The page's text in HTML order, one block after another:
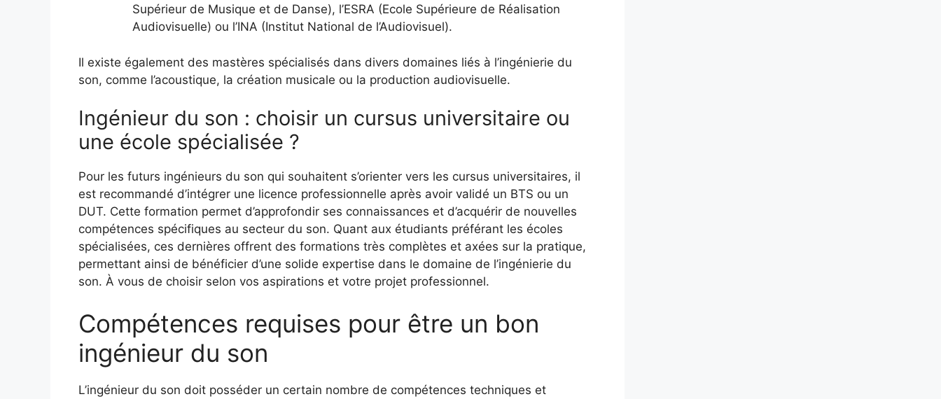
Supérieur de Musique et de Danse), l’ESRA (Ecole Supérieure de Réalisation
Audiovisuelle) ou l’INA (Institut National de l’Audiovisuel).
Il existe également des mastères spécialisés dans divers domaines liés à l’ingénierie du
son, comme l’acoustique, la création musicale ou la production audiovisuelle.
Ingénieur du son : choisir un cursus universitaire ou
une école spécialisée ?
Pour les futurs ingénieurs du son qui souhaitent s’orienter vers les cursus universitaires, il
est recommandé d’intégrer une licence professionnelle après avoir validé un BTS ou un
DUT. Cette formation permet d’approfondir ses connaissances et d’acquérir de nouvelles
compétences spécifiques au secteur du son. Quant aux étudiants préférant les écoles
spécialisées, ces dernières offrent des formations très complètes et axées sur la pratique,
permettant ainsi de bénéficier d’une solide expertise dans le domaine de l’ingénierie du
son. À vous de choisir selon vos aspirations et votre projet professionnel.
Compétences requises pour être un bon
ingénieur du son
L’ingénieur du son doit posséder un certain nombre de compétences techniques et